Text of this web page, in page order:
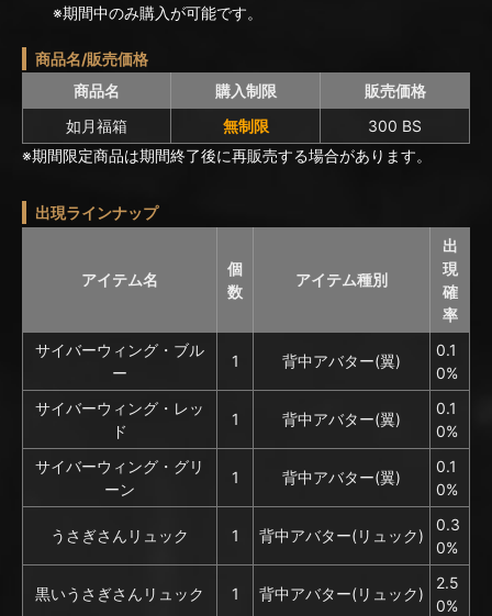
※期間中のみ購入が可能です。
商品名/販売価格
商品名
購入制限
販売価格
如月福箱
無制限
300 BS
※期間限定商品は期間終了後に再販売する場合があります。
出現ラインナップ
アイテム名
個
数
アイテム種別
出
現
確
率
サイバーウィング・ブル
ー
1 背中アバター(翼)
0.1
0%
サイバーウィング・レッ
ド
1 背中アバター(翼)
0.1
0%
サイバーウィング・グリ
ーン
1 背中アバター(翼)
0.1
0%
うさぎさんリュック 1 背中アバター(リュック)
0.3
0%
黒いうさぎさんリュック 1 背中アバター(リュック)
2.5
0%